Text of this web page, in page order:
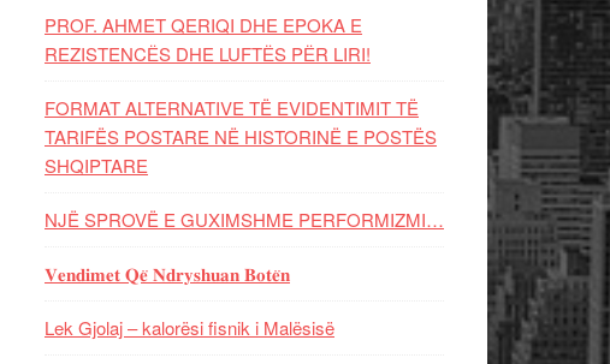
PROF. AHMET QERIQI DHE EPOKA E
REZISTENCЁS DHE LUFTЁS PЁR LIRI!
FORMAT ALTERNATIVE TË EVIDENTIMIT TË
TARIFËS POSTARE NË HISTORINË E POSTËS
SHQIPTARE
NJË SPROVË E GUXIMSHME PERFORMIZMI…
𝐕𝐞𝐧𝐝𝐢𝐦𝐞𝐭 𝐐𝐞̈ 𝐍𝐝𝐫𝐲𝐬𝐡𝐮𝐚𝐧 𝐁𝐨𝐭𝐞̈𝐧
Lek Gjolaj – kalorësi fisnik i Malësisë